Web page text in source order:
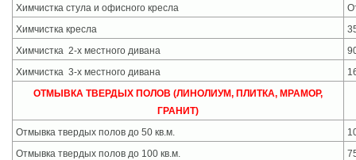
Химчистка стула и офисного кресла
Химчистка кресла
Химчистка 2-х местного дивана
Химчистка 3-х местного дивана
ОТМЫВКА ТВЕРДЫХ ПОЛОВ (ЛИНОЛИУМ, ПЛИТКА, МРАМОР,
ГРАНИТ)
Отмывка твердых полов до 50 кв.м.
Отмывка твердых полов до 100 кв.м.